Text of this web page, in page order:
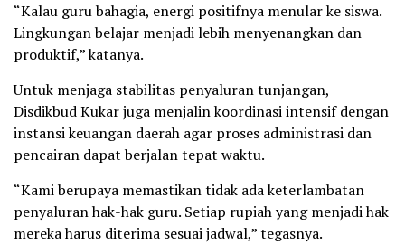
“Kalau guru bahagia, energi positifnya menular ke siswa.
Lingkungan belajar menjadi lebih menyenangkan dan
produktif,” katanya.
Untuk menjaga stabilitas penyaluran tunjangan,
Disdikbud Kukar juga menjalin koordinasi intensif dengan
instansi keuangan daerah agar proses administrasi dan
pencairan dapat berjalan tepat waktu.
“Kami berupaya memastikan tidak ada keterlambatan
penyaluran hak-hak guru. Setiap rupiah yang menjadi hak
mereka harus diterima sesuai jadwal,” tegasnya.